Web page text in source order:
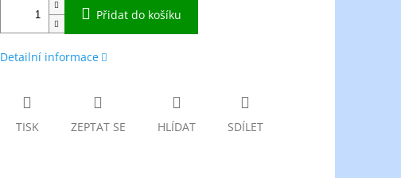
Přidat do košíku
Detailní informace
TISK ZEPTAT SE HLÍDAT SDÍLET